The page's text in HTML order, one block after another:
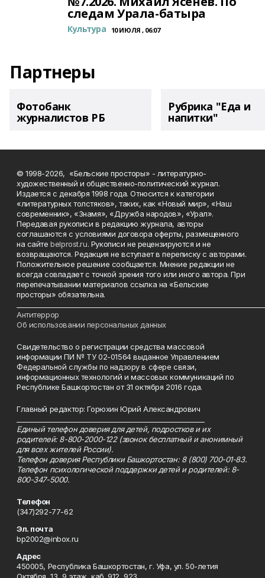
следам Урала-батыра
Культура 10 ИЮЛЯ , 06:07
Партнеры
Фотобанк
журналистов РБ
Рубрика "Еда и
напитки"
© 1998-2026, «Бельские просторы» - литературно-
художественный и общественно-политический журнал.
Издается с декабря 1998 года. Относится к категории
«литературных толстяков», таких, как «Новый мир», «Наш
современник», «Знамя», «Дружба народов», «Урал».
Передавая рукописи в редакцию журнала, авторы
соглашаются с условиями договора оферты, размещенного
на сайтеbelprost.ru. Рукописи не рецензируются и не
возвращаются. Редакция не вступает в переписку с авторами.
Положительное решение сообщается. Мнение редакции не
всегда совпадает с точкой зрения того или иного автора. При
перепечатывании материалов ссылка на «Бельские
просторы» обязательна.
Антитеррор
Об использовании персональных данных
Свидетельство о регистрации средства массовой
информации ПИ № ТУ 02-01564 выданное Управлением
Федеральной службы по надзору в сфере связи,
информационных технологий и массовых коммуникаций по
Республике Башкортостан от 31 октября 2016 года.
Главный редактор: Горюхин Юрий Александрович
Единый телефон доверия для детей, подростков и их
родителей: 8-800-2000-122 (звонок бесплатный и анонимный
для всех жителей России).
Телефон доверия Республики Башкортостан: 8 (800) 700-01-83.
Телефон психологической поддержки детей и родителей: 8-
800-347-5000.
Телефон
(347)292-77-62
Эл. почта
bp2002@inbox.ru
Адрес
450005, Республика Башкортостан, г. Уфа, ул. 50-летия